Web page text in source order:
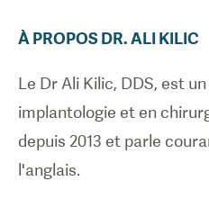
À PROPOSDR.ALIKILIC
Le Dr Ali Kilic, DDS, est
implantologie et en
depuis 2013 et parle
l'anglais.